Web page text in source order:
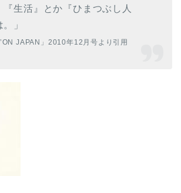
『生活』とか『ひまつぶし人
」
JAPAN」2010年12月号より引用